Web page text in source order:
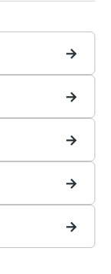
→
→
→
→
→